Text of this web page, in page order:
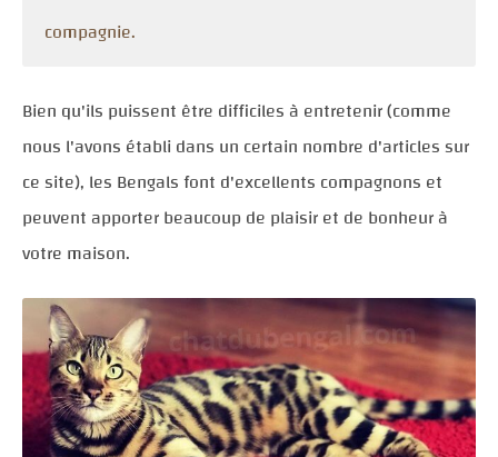
compagnie.
Bien qu'ils puissent être difficiles à entretenir (comme
nous l'avons établi dans un certain nombre d'articles sur
ce site), les Bengals font d'excellents compagnons et
peuvent apporter beaucoup de plaisir et de bonheur à
votre maison.